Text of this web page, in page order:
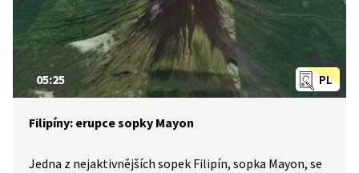
PL
05:25
Filipíny: erupce sopky Mayon
Jedna z nejaktivnějších sopek Filipín, sopka Mayon, se